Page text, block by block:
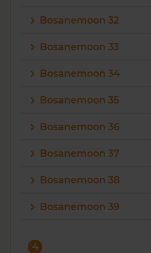
Bosanemoon 32
Bosanemoon 33
Bosanemoon 34
Bosanemoon 35
Bosanemoon 36
Bosanemoon 37
Bosanemoon 38
Bosanemoon 39
4